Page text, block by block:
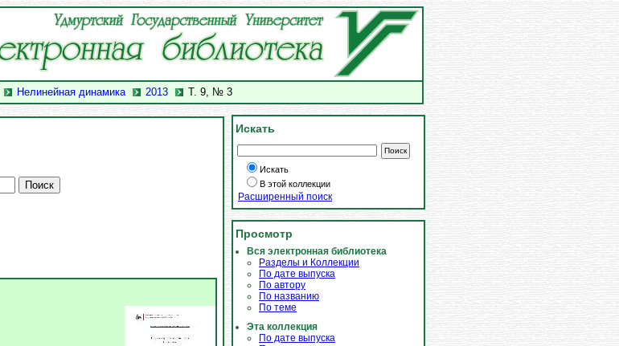
Нелинейная динамика 2013 Т. 9, № 3
Искать
Искать
В этой коллекции
Расширенный поиск
Просмотр
Вся электронная библиотека
Разделы и Коллекции
По дате выпуска
По автору
По названию
По теме
Эта коллекция
По дате выпуска